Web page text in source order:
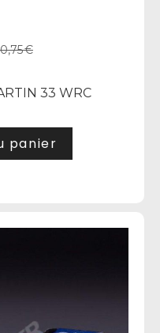
€
33 WRC
panier